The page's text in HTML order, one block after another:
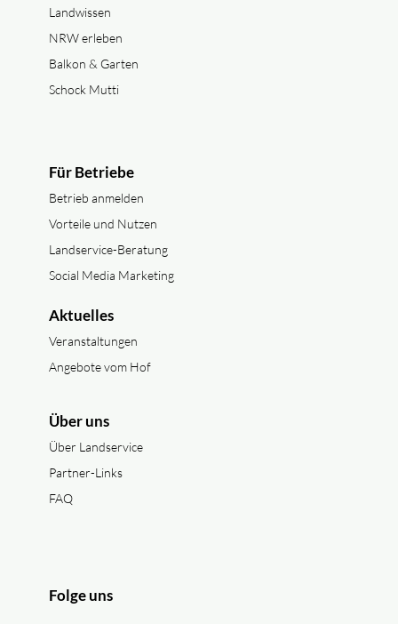
Landwissen
NRW erleben
Balkon & Garten
Schock Mutti
Für Betriebe
Betrieb anmelden
Vorteile und Nutzen
Landservice-Beratung
Social Media Marketing
Aktuelles
Veranstaltungen
Angebote vom Hof
Über uns
Über Landservice
Partner-Links
FAQ
Folge uns